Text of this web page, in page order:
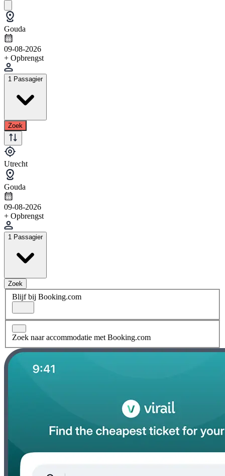
Gouda
09-08-2026
+ Opbrengst
1 Passagier
Zoek
Utrecht
Gouda
09-08-2026
+ Opbrengst
1 Passagier
Zoek
Blijf bij Booking.com
Zoek naar accommodatie met Booking.com